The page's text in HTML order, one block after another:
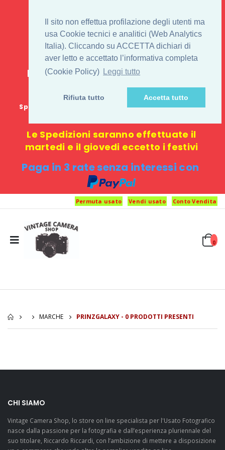
Il sito non effettua profilazione degli utenti ma
usa Cookie tecnici e analitici (Web Analytics
Italia). Cliccando su ACCETTA dichiari di
aver letto e accettato l’informativa completa
(Cookie Policy) Leggi tutto
Rifiuta tutto Accetta tutto
IL 1° STORE ON LINE
PENTAX USATO E
NUOVO
E-commerce 100% online: nessun
negozio fisico o punto di ritiro
Spedizione GRATUITA in Italia con spesa minima di
Le Spedizioni saranno effettuate il
martedi e il giovedi eccetto i festivi
Paga in 3 rate senza interessi con
Permuta usato Vendi usato Conto Vendita
0
MARCHE PRINZGALAXY - 0 PRODOTTI PRESENTI
CHI SIAMO
Vintage Camera Shop, lo store on line specialista per l'Usato Fotografico
nasce dalla passione per la fotografia e dall’esperienza pluriennale del
suo titolare, Riccardo Riccardi, con l’ambizione di mettere a disposizione